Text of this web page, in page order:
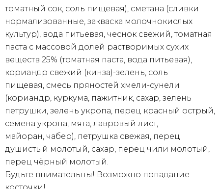
томатный сок, соль пищевая), сметана (сливки
нормализованные, закваска молочнокислых
культур), вода питьевая, чеснок свежий, томатная
паста с массовой долей растворимых сухих
веществ 25% (томатная паста, вода питьевая),
кориандр свежий (кинза)-зелень, соль
пищевая, смесь пряностей хмели-сунели
(кориандр, куркума, пажитник, сахар, зелень
петрушки, зелень укропа, перец красный острый,
семена укропа, мята, лавровый лист,
майоран, чабер), петрушка свежая, перец
душистый молотый, сахар, перец чили молотый,
перец чёрный молотый.
Будьте внимательны! Возможно попадание